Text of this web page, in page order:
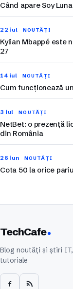
Când apare Soy
22 iul NOUTĂȚI
Kylian Mbappé este
27
14 iul NOUTĂȚI
Cum funcționează
3 iul NOUTĂȚI
NetBet: o prezență
din România
26 iun NOUTĂȚI
Cota 50 la orice
TechCafe
Blog noutăți și știri
tutoriale